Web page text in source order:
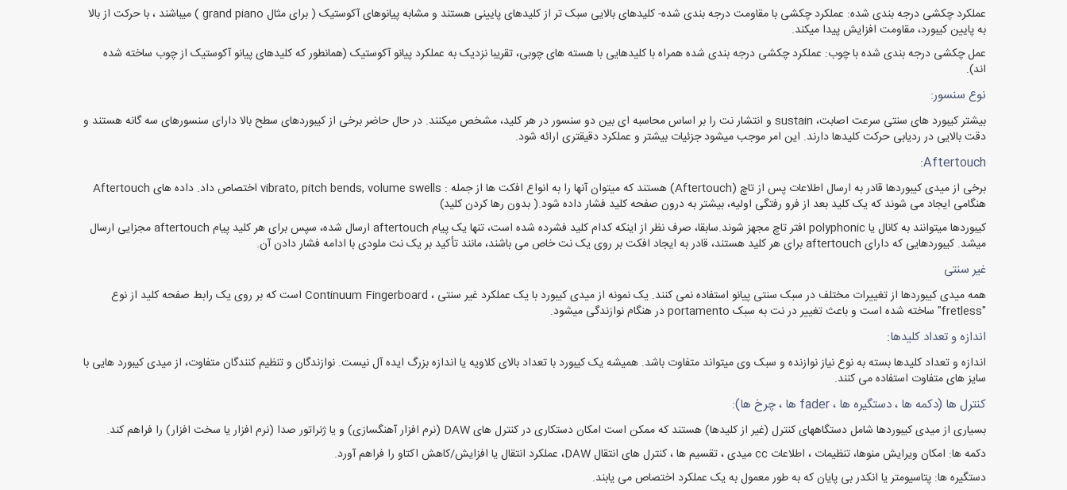
عملکرد چکشی درجه بندی شده: عملکرد چکشی با مقاومت درجه بندی شده- کلیدهای بالایی سبک تر از کلیدهای پایینی هستند و مشابه پیانوهای آکوستیک ( برای مثال grand piano ) میباشند ، با حرکت از بالا
به پایین کیبورد، مقاومت افزایش پیدا میکند.
عمل چکشی درجه بندی شده با چوب: عملکرد چکشی درجه بندی شده همراه با کلیدهایی با هسته های چوبی، تقریبا نزدیک به عملکرد پیانو آکوستیک (همانطور که کلیدهای پیانو آکوستیک از چوب ساخته شده
اند).
نوع سنسور:
بیشتر کیبورد های سنتی سرعت اصابت، sustain و انتشار نت را بر اساس محاسبه ای بین دو سنسور در هر کلید، مشخص میکنند. در حال حاضر برخی از کیبوردهای سطح بالا دارای سنسورهای سه گانه هستند و
دقت بالایی در ردیابی حرکت کلیدها دارند. این امر موجب میشود جزئیات بیشتر و عملکرد دقیقتری ارائه شود.
Aftertouch:
برخی از میدی کیبوردها قادر به ارسال اطلاعات پس از تاچ (Aftertouch) هستند که میتوان آنها را به انواع افکت ها از جمله : vibrato, pitch bends, volume swells اختصاص داد. داده های Aftertouch
هنگامی ایجاد می شوند که یک کلید بعد از فرو رفتگی اولیه، بیشتر به درون صفحه کلید فشار داده شود.( بدون رها کردن کلید)
کیبوردها میتوانند به کانال یا polyphonic افتر تاچ مجهز شوند.سابقا، صرف نظر از اینکه کدام کلید فشرده شده است، تنها یک پیام aftertouch ارسال شده، سپس برای هر کلید پیام aftertouch مجزایی ارسال
میشد. کیبوردهایی که دارای aftertouch برای هر کلید هستند، قادر به ایجاد افکت بر روی یک نت خاص می باشند، مانند تأکید بر یک نت ملودی با ادامه فشار دادن آن.
غیر سنتی
همه میدی کیبوردها از تغییرات مختلف در سبک سنتی پیانو استفاده نمی کنند. یک نمونه از میدی کیبورد با یک عملکرد غیر سنتی ، Continuum Fingerboard است که بر روی یک رابط صفحه کلید از نوع
"fretless" ساخته شده است و باعث تغییر در نت به سبک portamento در هنگام نوازندگی میشود.
اندازه و تعداد کلیدها:
اندازه و تعداد کلیدها بسته به نوع نیاز نوازنده و سبک وی میتواند متفاوت باشد. همیشه یک کیبورد با تعداد بالای کلاویه یا اندازه بزرگ ایده آل نیست. نوازندگان و تنظیم کنندگان متفاوت، از میدی کیبورد هایی با
سایز های متفاوت استفاده می کنند.
کنترل ها (دکمه ها ، دستگیره ها ، fader ها ، چرخ ها):
بسیاری از میدی کیبوردها شامل دستگاههای کنترل (غیر از کلیدها) هستند که ممکن است امکان دستکاری در کنترل های DAW (نرم افزار آهنگسازی) و یا ژنراتور صدا (نرم افزار یا سخت افزار) را فراهم کند.
دکمه ها: امکان ویرایش منوها، تنظیمات ، اطلاعات cc میدی ، تقسیم ها ، کنترل های انتقال DAW، عملکرد انتقال یا افزایش/کاهش اکتاو را فراهم آورد.
دستگیره ها: پتاسیومتر یا انکدر بی پایان که به طور معمول به یک عملکرد اختصاص می یابند.